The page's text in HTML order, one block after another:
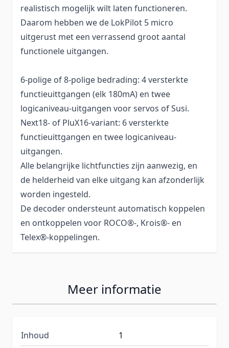
realistisch mogelijk wilt laten functioneren.
Daarom hebben we de LokPilot 5 micro
uitgerust met een verrassend groot aantal
functionele uitgangen.
6-polige of 8-polige bedrading: 4 versterkte
functieuittgangen (elk 180mA) en twee
logicaniveau-uitgangen voor servos of Susi.
Next18- of PluX16-variant: 6 versterkte
functieuittgangen en twee logicaniveau-
uitgangen.
Alle belangrijke lichtfuncties zijn aanwezig, en
de helderheid van elke uitgang kan afzonderlijk
worden ingesteld.
De decoder ondersteunt automatisch koppelen
en ontkoppelen voor ROCO®-, Krois®- en
Telex®-koppelingen.
Meer informatie
Inhoud
1